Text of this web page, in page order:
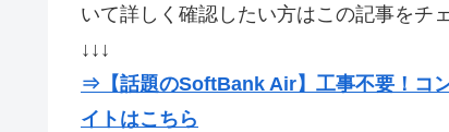
いて詳しく確認したい方はこの記事をチ
↓↓↓
⇒【話題のSoftBank Air】工事不要！コ
イトはこちら